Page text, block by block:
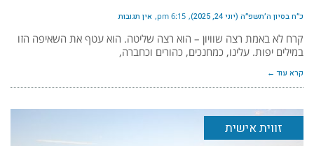
כ״ח בסיון ה׳תשפ״ה (יוני 24, 2025) 6:15 pm אין תגובות
קרח לא באמת רצה שוויון – הוא רצה שליטה. הוא עטף את השאיפה הזו
במילים יפות. עלינו, כמחנכים, כהורים וכחברה,
קרא עוד ←
זווית אישית